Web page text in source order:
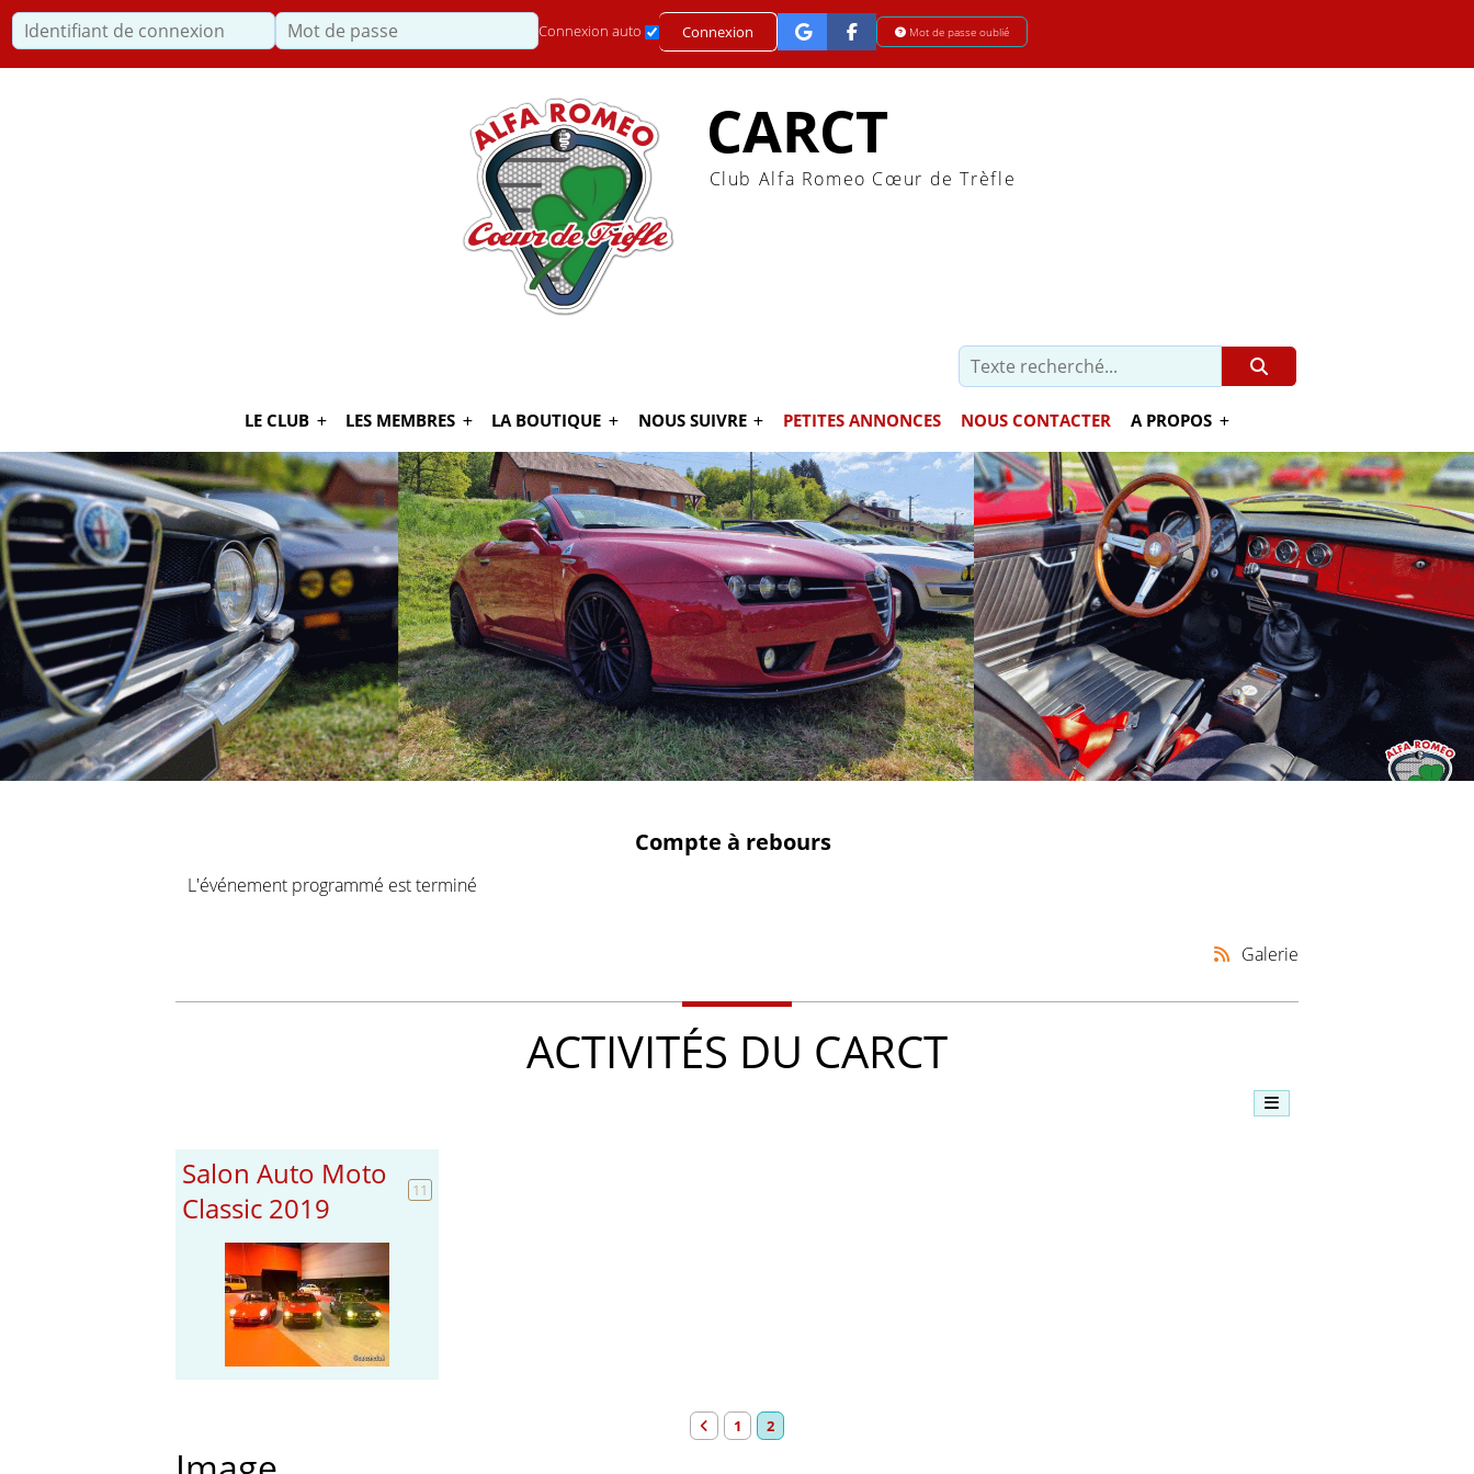
Identifiant de connexion Mot de passe
Connexion auto Connexion Mot de passe oublié
CARCT
Club Alfa Romeo Cœur de Trèfle
LE CLUB LES MEMBRES LA BOUTIQUE NOUS SUIVRE PETITES ANNONCES NOUS CONTACTER A PROPOS
Compte à rebours
L'événement programmé est terminé
Galerie
ACTIVITÉS DU CARCT
Salon Auto Moto
Classic 2019
11
1 2